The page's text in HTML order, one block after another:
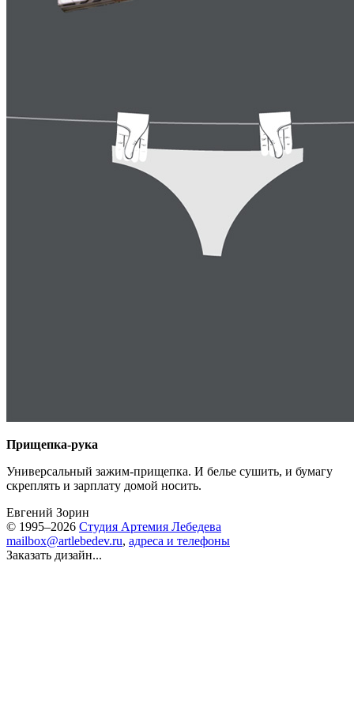
Прищепка-рука
Универсальный зажим-прищепка. И белье сушить, и бумагу
скреплять и зарплату домой носить.
Евгений Зорин
© 1995–2026 Студия Артемия Лебедева
mailbox@artlebedev.ru, адреса и телефоны
Заказать дизайн...